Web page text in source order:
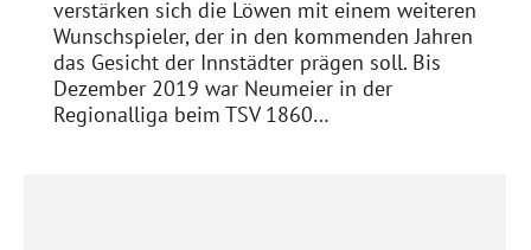
verstärken sich die Löwen mit einem weiteren
Wunschspieler, der in den kommenden Jahren
das Gesicht der Innstädter prägen soll. Bis
Dezember 2019 war Neumeier in der
Regionalliga beim TSV 1860…